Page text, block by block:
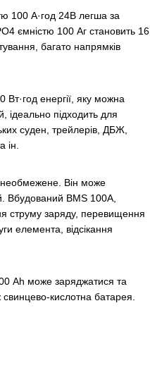
100 А·год 24В легша за
ємністю 100 Аг становить 16
багато напрямків
енергії, яку можна
ідеально підходить для
суден, трейлерів, ДБЖ,
ін.
Він може
Вбудований BMS 100A,
струму заряду, перевищення
елемента, відсікання
Ah може заряджатися та
кислотна батарея.